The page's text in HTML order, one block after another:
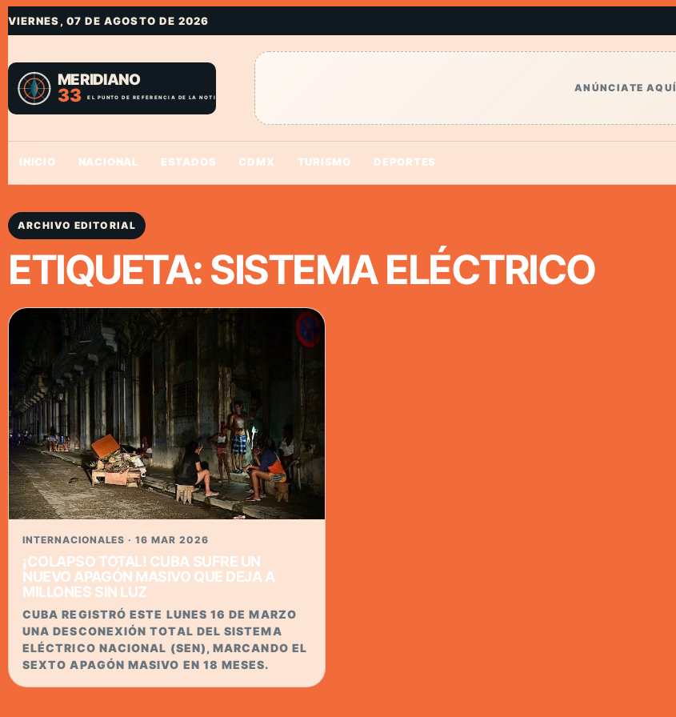
VIERNES, 07 DE AGOSTO DE 2026
ANÚNCIATE AQUÍ
INICIO NACIONAL ESTADOS CDMX TURISMO DEPORTES
ARCHIVO EDITORIAL
ETIQUETA: SISTEMA ELÉCTRICO
INTERNACIONALES · 16 MAR 2026
¡COLAPSO TOTAL! CUBA SUFRE UN
NUEVO APAGÓN MASIVO QUE DEJA A
MILLONES SIN LUZ
CUBA REGISTRÓ ESTE LUNES 16 DE MARZO
UNA DESCONEXIÓN TOTAL DEL SISTEMA
ELÉCTRICO NACIONAL (SEN), MARCANDO EL
SEXTO APAGÓN MASIVO EN 18 MESES.